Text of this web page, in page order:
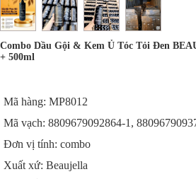
Combo Dầu Gội & Kem Ủ Tóc Tỏi Đen
+ 500ml
Mã hàng: MP8012
Mã vạch: 8809679092864-1,
Đơn vị tính: combo
Xuất xứ: Beaujella